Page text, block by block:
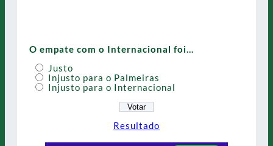
O empate com o Internacional foi…
Justo
Injusto para o Palmeiras
Injusto para o Internacional
Resultado